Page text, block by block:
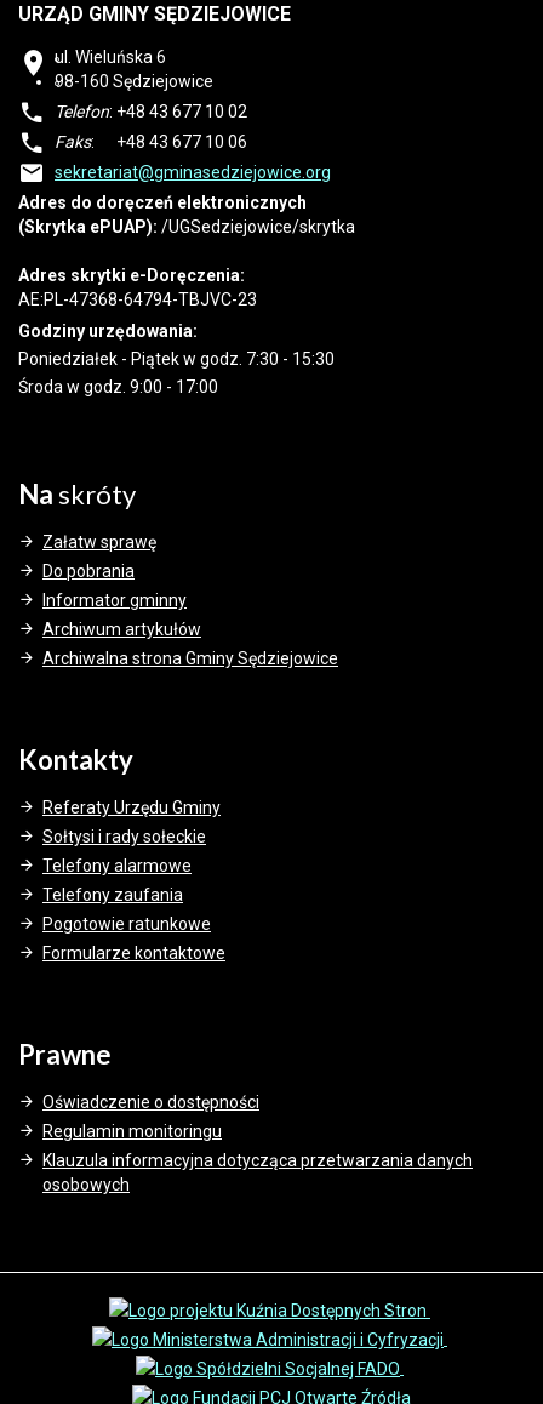
URZĄD GMINY SĘDZIEJOWICE
ul. Wieluńska 6
98-160 Sędziejowice
Telefon: +48 43 677 10 02
Faks: +48 43 677 10 06
sekretariat@gminasedziejowice.org
Adres do doręczeń elektronicznych
(Skrytka ePUAP): /UGSedziejowice/skrytka
Adres skrytki e-Doręczenia:
AE:PL-47368-64794-TBJVC-23
Godziny urzędowania:
Poniedziałek - Piątek w godz. 7:30 - 15:30
Środa w godz. 9:00 - 17:00
Naskróty
Załatw sprawę
Do pobrania
Informator gminny
Archiwum artykułów
Archiwalna strona Gminy Sędziejowice
Kontakty
Referaty Urzędu Gminy
Sołtysi i rady sołeckie
Telefony alarmowe
Telefony zaufania
Pogotowie ratunkowe
Formularze kontaktowe
Prawne
Oświadczenie o dostępności
Regulamin monitoringu
Klauzula informacyjna dotycząca przetwarzania danych
osobowych